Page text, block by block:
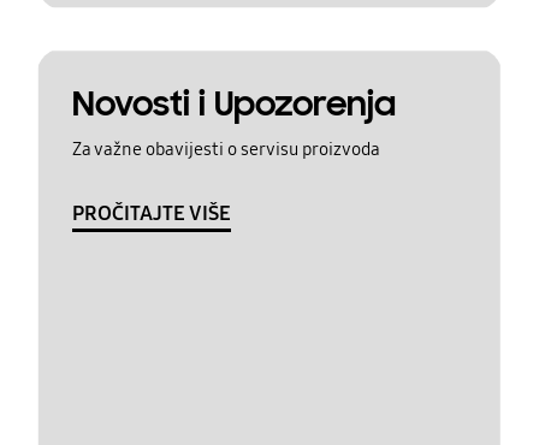
Novosti i Upozorenja
Za važne obavijesti o servisu proizvoda
PROČITAJTE VIŠE